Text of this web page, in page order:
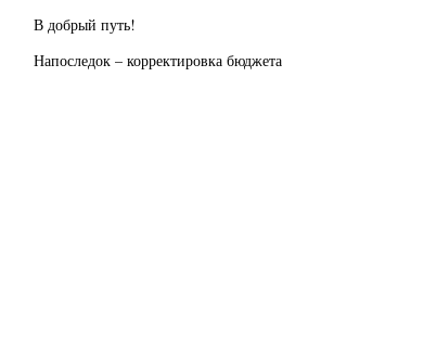
В добрый путь!
Напоследок – корректировка бюджета